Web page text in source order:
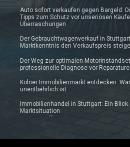
Auto sofort verkaufen gegen Bargeld:
Tipps zum Schutz vor unseriösen
Überraschungen
Der Gebrauchtwagenverkauf in
Marktkenntnis den Verkaufspreis
Der Weg zur optimalen
professionelle Diagnose vor
Kölner Immobilienmarkt entdecken:
unentbehrlich ist
Immobilienhandel in Stuttgart: Ein
Marktsituation